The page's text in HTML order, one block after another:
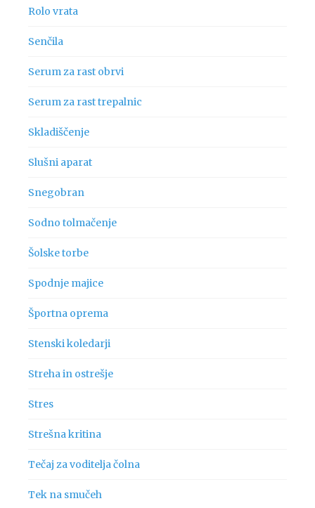
Rolo vrata
Senčila
Serum za rast obrvi
Serum za rast trepalnic
Skladiščenje
Slušni aparat
Snegobran
Sodno tolmačenje
Šolske torbe
Spodnje majice
Športna oprema
Stenski koledarji
Streha in ostrešje
Stres
Strešna kritina
Tečaj za voditelja čolna
Tek na smučeh